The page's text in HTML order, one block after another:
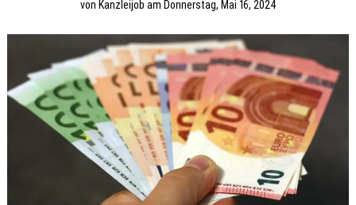
von Kanzleijob am Donnerstag, Mai 16, 2024